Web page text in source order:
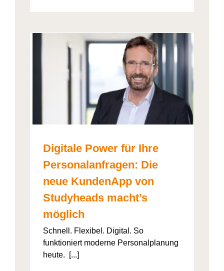
Digitale Power für Ihre
Personalanfragen: Die
neue KundenApp von
Studyheads macht’s
möglich
Schnell. Flexibel. Digital. So
funktioniert moderne Personalplanung
heute. [...]